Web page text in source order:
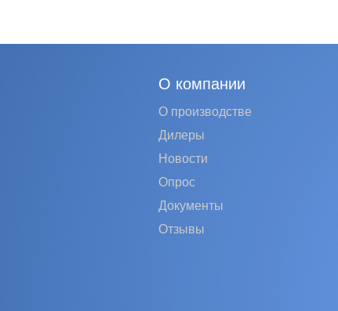
О компании
О производстве
Дилеры
Новости
Опрос
Документы
Отзывы